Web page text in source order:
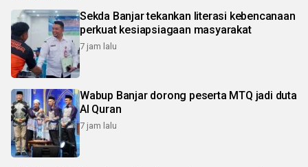
Sekda Banjar tekankan literasi kebencanaan
perkuat kesiapsiagaan masyarakat
7 jam lalu
Wabup Banjar dorong peserta MTQ jadi duta
Al Quran
7 jam lalu